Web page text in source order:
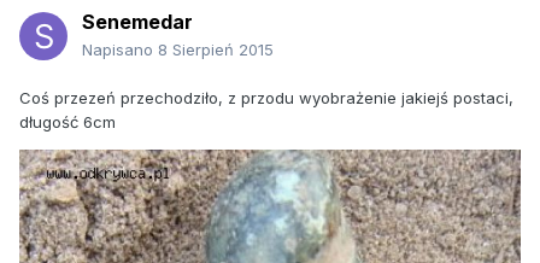
Senemedar
Napisano 8 Sierpień 2015
Coś przezeń przechodziło, z przodu wyobrażenie jakiejś postaci,
długość 6cm